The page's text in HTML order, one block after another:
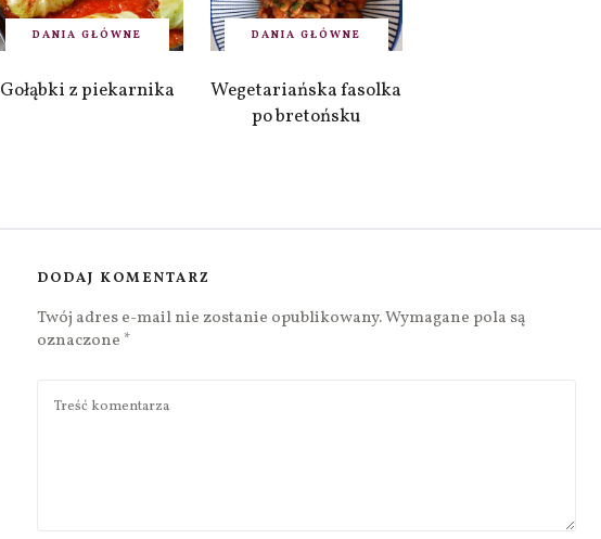
DANIA GŁÓWNE
Gołąbki z piekarnika
DANIA GŁÓWNE
Wegetariańska fasolka
po bretońsku
DODAJ KOMENTARZ
Twój adres e-mail nie zostanie opublikowany.Wymagane pola są
oznaczone *